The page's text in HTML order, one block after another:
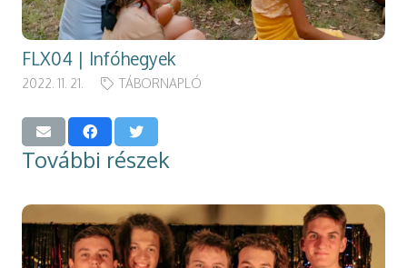
FLX04 | Infóhegyek
2022. 11. 21. TÁBORNAPLÓ
További részek